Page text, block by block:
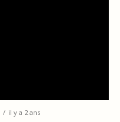
il y a 2 ans